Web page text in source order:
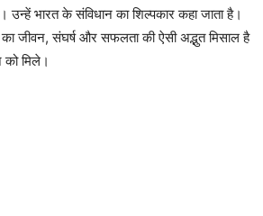
भारत के संविधान का शिल्पकार कहा जाता है।
का जीवन, संघर्ष और सफलता की ऐसी अद्भुत मिसाल है
मिले।